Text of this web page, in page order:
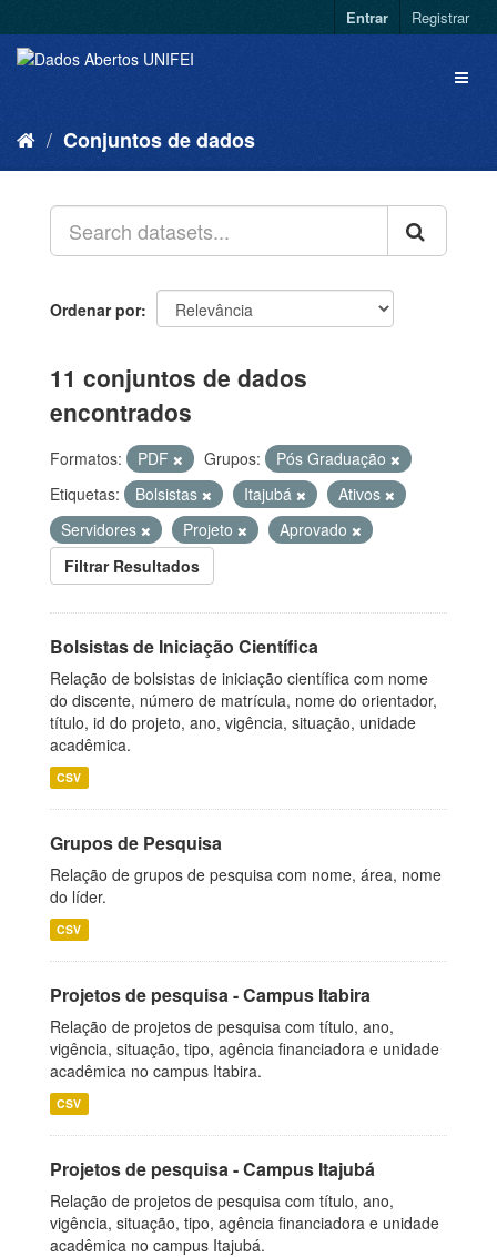
Entrar Registrar
Conjuntos de dados
Ordenar por
11 conjuntos de dados
encontrados
Formatos: PDF Grupos:
Pós Graduação
Etiquetas:
Bolsistas Itajubá
Ativos
Servidores
Projeto
Aprovado
Filtrar Resultados
Bolsistas de Iniciação Científica
Relação de bolsistas de iniciação científica com nome
do discente, número de matrícula, nome do orientador,
título, id do projeto, ano, vigência, situação, unidade
acadêmica.
CSV
Grupos de Pesquisa
Relação de grupos de pesquisa com nome, área, nome
do líder.
CSV
Projetos de pesquisa - Campus Itabira
Relação de projetos de pesquisa com título, ano,
vigência, situação, tipo, agência financiadora e unidade
acadêmica no campus Itabira.
CSV
Projetos de pesquisa - Campus Itajubá
Relação de projetos de pesquisa com título, ano,
vigência, situação, tipo, agência financiadora e unidade
acadêmica no campus Itajubá.